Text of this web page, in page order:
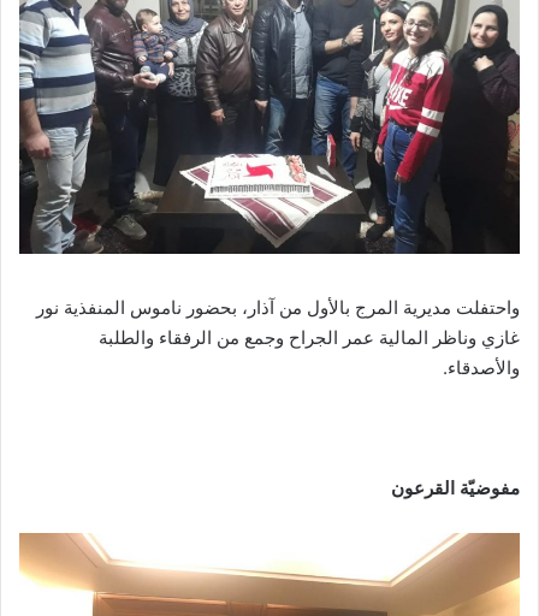
واحتفلت مديرية المرج بالأول من آذار، بحضور ناموس المنفذية نور
غازي وناظر المالية عمر الجراح وجمع من الرفقاء والطلبة
والأصدقاء.
مفوضيّة القرعون